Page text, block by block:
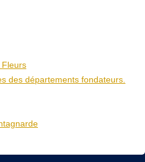
des départements fondateurs.